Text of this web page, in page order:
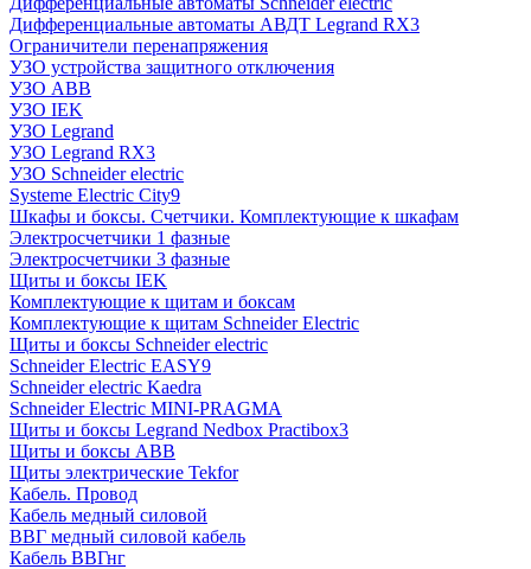
Дифференциальные автоматы АВДТ Legrand RX3
Ограничители перенапряжения
УЗО устройства защитного отключения
УЗО ABB
УЗО IEK
УЗО Legrand
УЗО Legrand RX3
УЗО Schneider electric
Systeme Electric City9
Шкафы и боксы. Счетчики. Комплектующие к шкафам
Электросчетчики 1 фазные
Электросчетчики 3 фазные
Щиты и боксы IEK
Комплектующие к щитам и боксам
Комплектующие к щитам Schneider Electric
Щиты и боксы Schneider electric
Schneider Electric EASY9
Schneider electric Kaedra
Schneider Electric MINI-PRAGMA
Щиты и боксы Legrand Nedbox Practibox3
Щиты и боксы ABB
Щиты электрические Tekfor
Кабель. Провод
Кабель медный силовой
ВВГ медный силовой кабель
Кабель ВВГнг